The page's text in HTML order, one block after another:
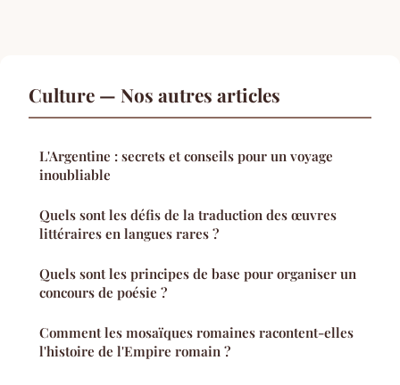
Culture — Nos autres articles
L'Argentine : secrets et conseils pour un voyage
inoubliable
Quels sont les défis de la traduction des œuvres
littéraires en langues rares ?
Quels sont les principes de base pour organiser un
concours de poésie ?
Comment les mosaïques romaines racontent-elles
l'histoire de l'Empire romain ?